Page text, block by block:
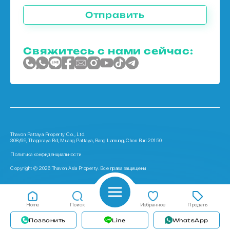
Home Поиск Избранное Продать
Позвонить Line WhatsApp
Отправить
Свяжитесь с нами сейчас:
Thavon Pattaya Property Co., Ltd.
308/69, Thappraya Rd, Muang Pattaya, Bang Lamung, Chon Buri 20150
Политика конфиденциальности
Copyright © 2026 Thavon Asia Property. Все права защищены